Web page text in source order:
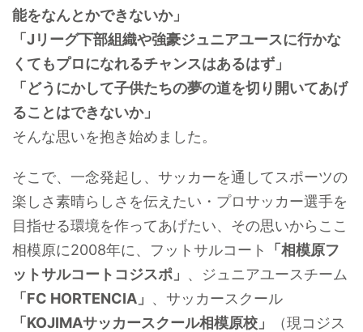
能をなんとかできないか」
「Jリーグ下部組織や強豪ジュニアユースに行かな
くてもプロになれるチャンスはあるはず」
「どうにかして子供たちの夢の道を切り開いてあげ
ることはできないか」
そんな思いを抱き始めました。
そこで、一念発起し、サッカーを通してスポーツの
楽しさ素晴らしさを伝えたい・プロサッカー選手を
目指せる環境を作ってあげたい、その思いからここ
相模原に2008年に、フットサルコート
「相模原フ
ットサルコートコジスポ」 、ジュニアユースチーム
「FC HORTENCIA」 、サッカースクール
「KOJIMAサッカースクール相模原校」
（現コジス